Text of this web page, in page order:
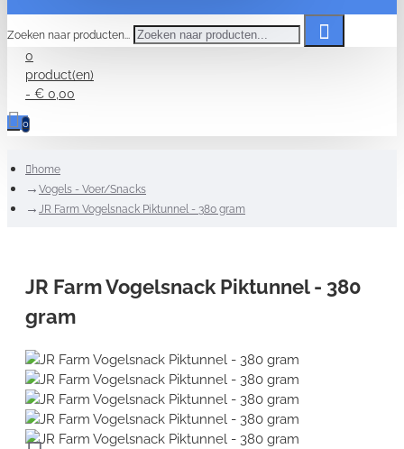
Zoeken naar producten...
0
product(en)
- € 0,00
0
home
Vogels - Voer/Snacks
JR Farm Vogelsnack Piktunnel - 380 gram
JR Farm Vogelsnack Piktunnel - 380
gram